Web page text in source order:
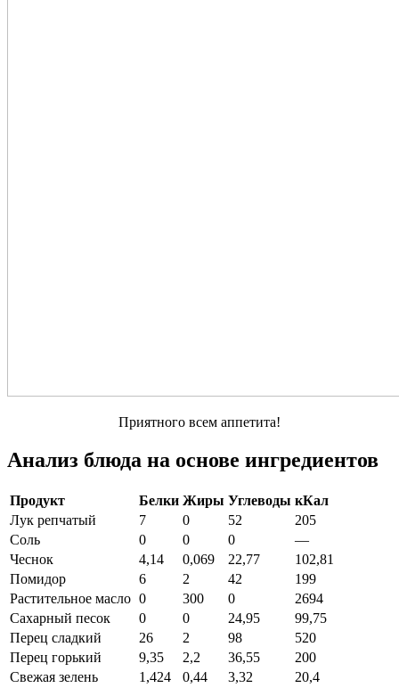
Приятного всем аппетита!
Анализ блюда на основе ингредиентов
Продукт Белки Жиры Углеводы кКал
Лук репчатый
7 0 52
205
Соль
0 0 0
—
Чеснок
4,14 0,069 22,77
102,81
Помидор
6 2 42
199
Растительное масло 0 300 0
2694
Сахарный песок
0 0 24,95
99,75
Перец сладкий
26 2 98
520
Перец горький
9,35 2,2 36,55
200
Свежая зелень
1,424 0,44 3,32
20,4